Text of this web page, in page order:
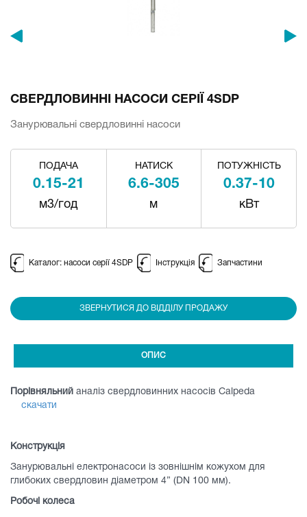
СВЕРДЛОВИННІ НАСОСИ СЕРІЇ 4SDP
Занурювальні свердловинні насоси
ПОДАЧА
0.15-21
м3/год
НАТИСК
6.6-305
м
ПОТУЖНІСТЬ
0.37-10
кВт
Каталог: насоси серії 4SDP Інструкція Запчастини
ЗВЕРНУТИСЯ ДО ВІДДІЛУ ПРОДАЖУ
ОПИС
Порівняльний аналіз свердловинних насосів Calpeda
скачати
Конструкція
Занурювальні електронасоси із зовнішнім кожухом для
глибоких свердловин діаметром 4” (DN 100 мм).
Робочі колеса